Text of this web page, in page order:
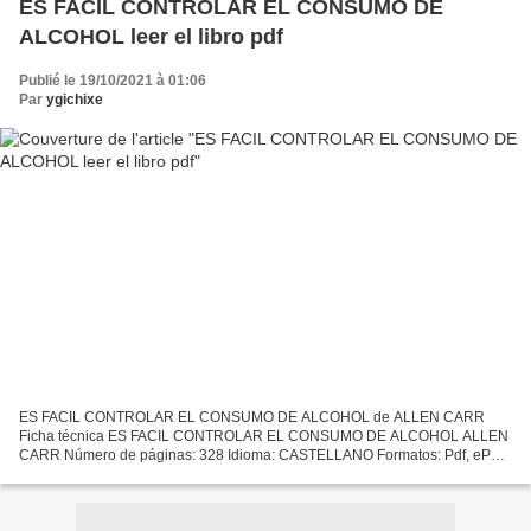
ES FACIL CONTROLAR EL CONSUMO DE
ALCOHOL leer el libro pdf
Publié le 19/10/2021 à 01:06
Par ygichixe
ES FACIL CONTROLAR EL CONSUMO DE ALCOHOL de ALLEN CARR
Ficha técnica ES FACIL CONTROLAR EL CONSUMO DE ALCOHOL ALLEN
CARR Número de páginas: 328 Idioma: CASTELLANO Formatos: Pdf, ePub,
de...